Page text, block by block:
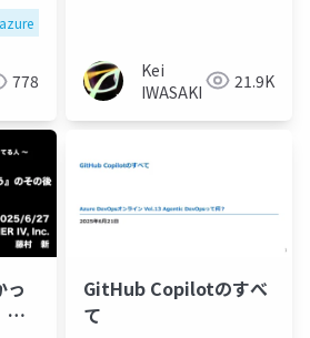
azure
778
容紹介 -Kei
IWASAKI
21.9K
っ
の
GitHub Copilotのすべ
て